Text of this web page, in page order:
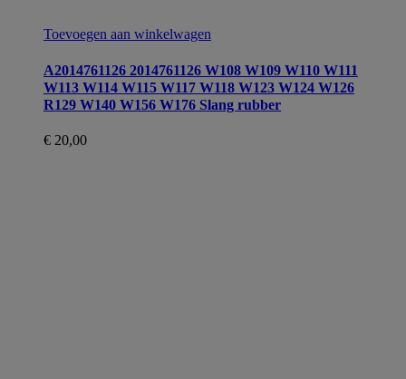
Toevoegen aan winkelwagen
A2014761126 2014761126 W108 W109 W110 W111
W113 W114 W115 W117 W118 W123 W124 W126
R129 W140 W156 W176 Slang rubber
€ 20,00